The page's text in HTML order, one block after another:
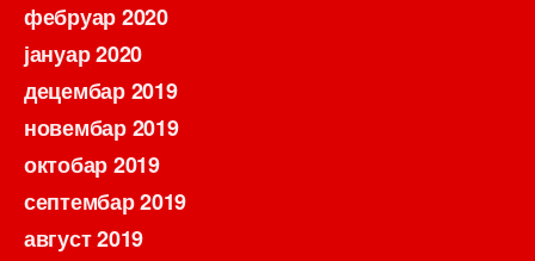
фебруар 2020
јануар 2020
децембар 2019
новембар 2019
октобар 2019
септембар 2019
август 2019